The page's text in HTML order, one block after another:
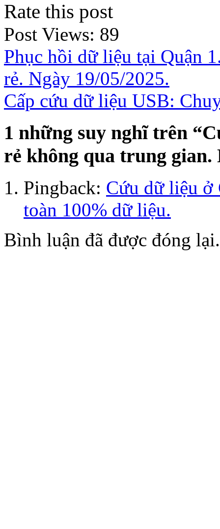
Rate this post
Post Views: 89
Phục hồi dữ liệu tại Quận
rẻ. Ngày 19/05/2025.
Cấp cứu dữ liệu USB:
1 những suy nghĩ trên “
rẻ không qua trung gian.
Pingback: Cứu dữ liệu ở
toàn 100% dữ liệu.
Bình luận đã được đóng lại.